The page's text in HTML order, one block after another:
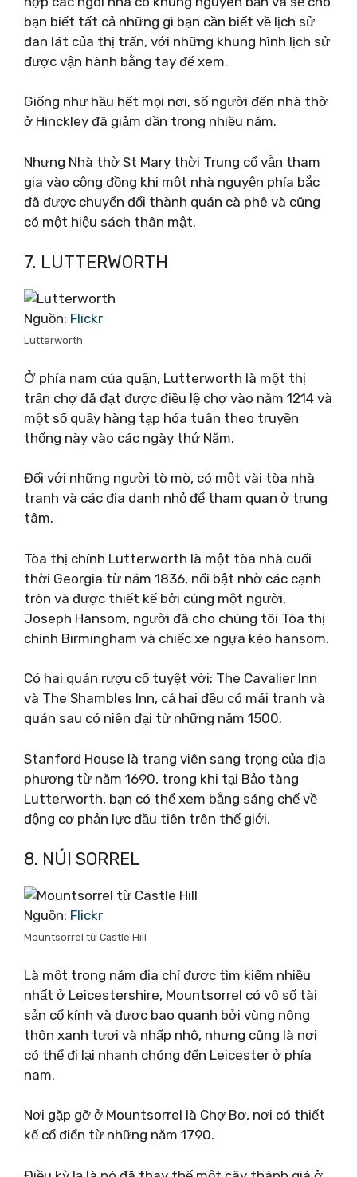
bạn biết tất cả những gì bạn cần biết về lịch sử
đan lát của thị trấn, với những khung hình lịch sử
được vận hành bằng tay để xem.
Giống như hầu hết mọi nơi, số người đến nhà thờ
ở Hinckley đã giảm dần trong nhiều năm.
Nhưng Nhà thờ St Mary thời Trung cổ vẫn tham
gia vào cộng đồng khi một nhà nguyện phía bắc
đã được chuyển đổi thành quán cà phê và cũng
có một hiệu sách thân mật.
7. LUTTERWORTH
Nguồn: Flickr
Lutterworth
Ở phía nam của quận, Lutterworth là một thị
trấn chợ đã đạt được điều lệ chợ vào năm 1214 và
một số quầy hàng tạp hóa tuân theo truyền
thống này vào các ngày thứ Năm.
Đối với những người tò mò, có một vài tòa nhà
tranh và các địa danh nhỏ để tham quan ở trung
tâm.
Tòa thị chính Lutterworth là một tòa nhà cuối
thời Georgia từ năm 1836, nổi bật nhờ các cạnh
tròn và được thiết kế bởi cùng một người,
Joseph Hansom, người đã cho chúng tôi Tòa thị
chính Birmingham và chiếc xe ngựa kéo hansom.
Có hai quán rượu cổ tuyệt vời: The Cavalier Inn
và The Shambles Inn, cả hai đều có mái tranh và
quán sau có niên đại từ những năm 1500.
Stanford House là trang viên sang trọng của địa
phương từ năm 1690, trong khi tại Bảo tàng
Lutterworth, bạn có thể xem bằng sáng chế về
động cơ phản lực đầu tiên trên thế giới.
8. NÚI SORREL
Nguồn: Flickr
Mountsorrel từ Castle Hill
Là một trong năm địa chỉ được tìm kiếm nhiều
nhất ở Leicestershire, Mountsorrel có vô số tài
sản cổ kính và được bao quanh bởi vùng nông
thôn xanh tươi và nhấp nhô, nhưng cũng là nơi
có thể đi lại nhanh chóng đến Leicester ở phía
nam.
Nơi gặp gỡ ở Mountsorrel là Chợ Bơ, nơi có thiết
kế cổ điển từ những năm 1790.